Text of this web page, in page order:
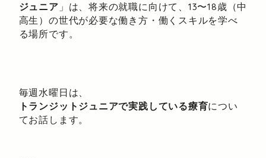
ジュニア 」は、将来の就職に向けて、13〜18歳（中
高生）の世代が必要な働き方・働くスキルを学べ
る場所です。
毎週水曜日は、
トランジットジュニアで実践している療育につい
てお話します。